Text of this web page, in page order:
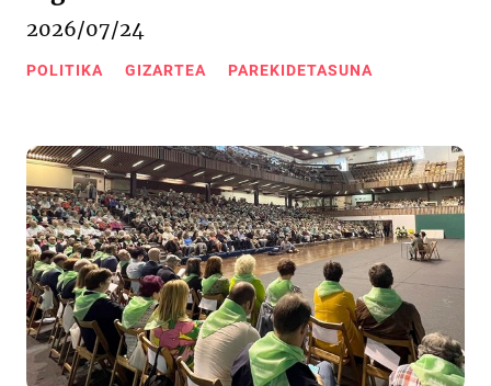
2026/07/24
POLITIKA GIZARTEA PAREKIDETASUNA